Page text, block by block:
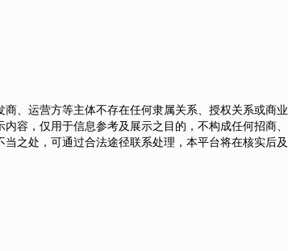
、运营方等主体不存在任何隶属关系、授权关系或商业
容，仅用于信息参考及展示之目的，不构成任何招商、
之处，可通过合法途径联系处理，本平台将在核实后及